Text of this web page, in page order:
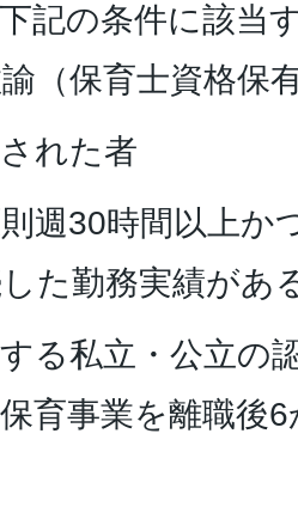
下記の条件に該当
（保育士資格保
れた者
則週30時間以上か
た勤務実績があ
する私立・公立の
育事業を離職後